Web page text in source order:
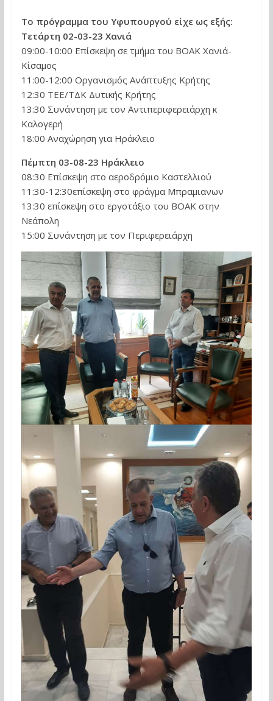
Το πρόγραμμα του Υφυπουργού είχε ως εξής:
Τετάρτη 02-03-23 Χανιά
09:00-10:00 Επίσκεψη σε τμήμα του ΒΟΑΚ Χανιά-
Κίσαμος
11:00-12:00 Οργανισμός Ανάπτυξης Κρήτης
12:30 ΤΕΕ/ΤΔΚ Δυτικής Κρήτης
13:30 Συνάντηση με τον Αντιπεριφερειάρχη κ
Καλογερή
18:00 Αναχώρηση για Ηράκλειο
Πέμπτη 03-08-23 Ηράκλειο
08:30 Επίσκεψη στο αεροδρόμιο Καστελλιού
11:30-12:30επίσκεψη στο φράγμα Μπραμιανων
13:30 επίσκεψη στο εργοτάξιο του ΒΟΑΚ στην
Νεάπολη
15:00 Συνάντηση με τον Περιφερειάρχη